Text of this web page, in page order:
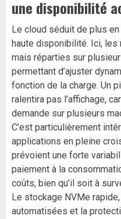
une disponibilité
Le cloud séduit de plus
haute disponibilité. Ici,
mais réparties sur
permettant d’ajuster
fonction de la charge. Un
ralentira pas l’affichage,
demande sur plusieurs
C’est particulièrement
applications en pleine
prévoient une forte
paiement à la
coûts, bien qu’il soit à
Le stockage NVMe
automatisées et la